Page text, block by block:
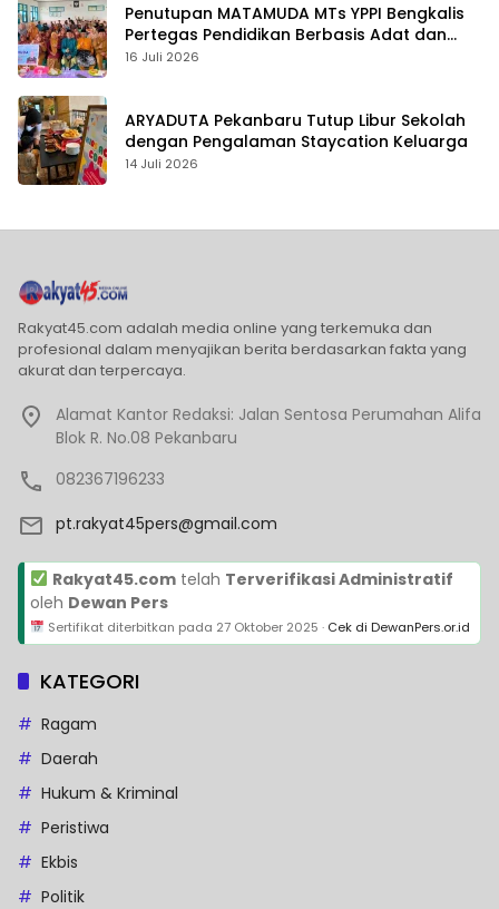
Penutupan MATAMUDA MTs YPPI Bengkalis
Pertegas Pendidikan Berbasis Adat dan
Karakter
16 Juli 2026
ARYADUTA Pekanbaru Tutup Libur Sekolah
dengan Pengalaman Staycation Keluarga
14 Juli 2026
Rakyat45.com adalah media online yang terkemuka dan
profesional dalam menyajikan berita berdasarkan fakta yang
akurat dan terpercaya.
Alamat Kantor Redaksi: Jalan Sentosa Perumahan Alifa
Blok R. No.08 Pekanbaru
082367196233
pt.rakyat45pers@gmail.com
Rakyat45.comtelah Terverifikasi Administratif
oleh Dewan Pers
Sertifikat diterbitkan pada 27 Oktober 2025 · Cek di DewanPers.or.id
KATEGORI
Ragam
Daerah
Hukum & Kriminal
Peristiwa
Ekbis
Politik